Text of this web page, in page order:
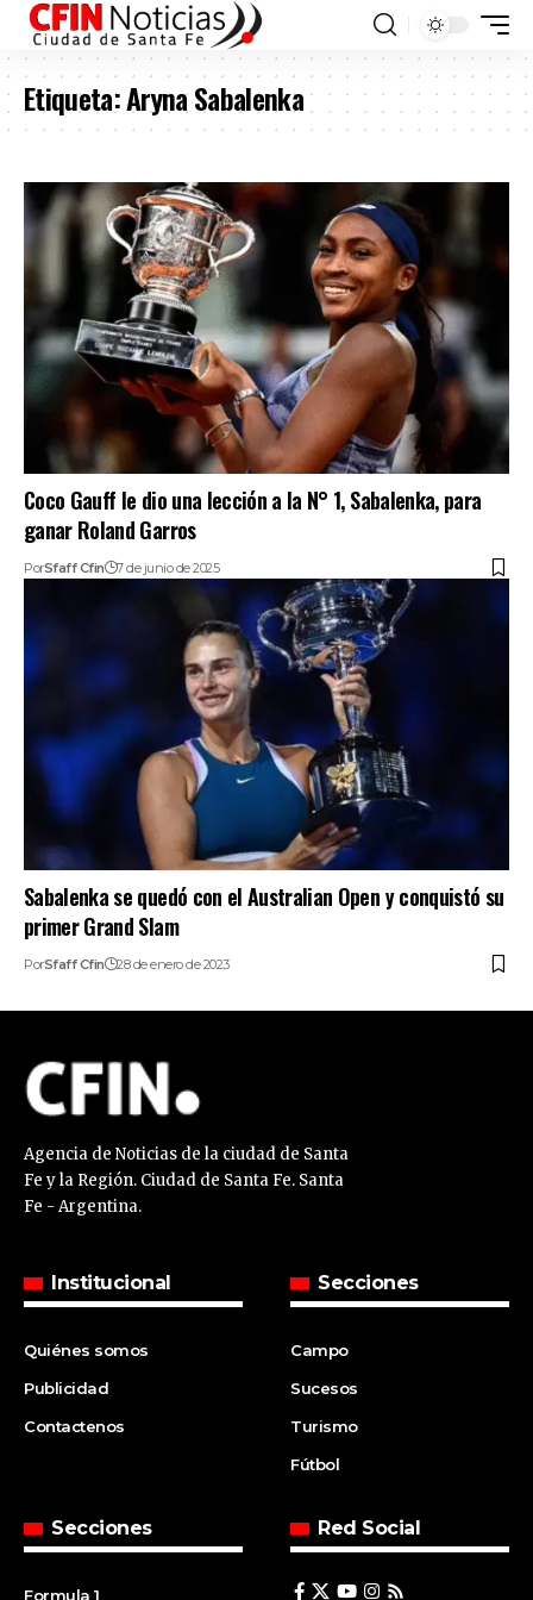
Etiqueta:Aryna Sabalenka
Coco Gauff le dio una lección a la N° 1, Sabalenka, para
ganar Roland Garros
PorSfaff Cfin 7 de junio de 2025
Sabalenka se quedó con el Australian Open y conquistó su
primer Grand Slam
PorSfaff Cfin 28 de enero de 2023
Agencia de Noticias de la ciudad de Santa
Fe y la Región. Ciudad de Santa Fe. Santa
Fe - Argentina.
Institucional
Quiénes somos
Publicidad
Contactenos
Secciones
Campo
Sucesos
Turismo
Fútbol
Secciones
Formula 1
Red Social